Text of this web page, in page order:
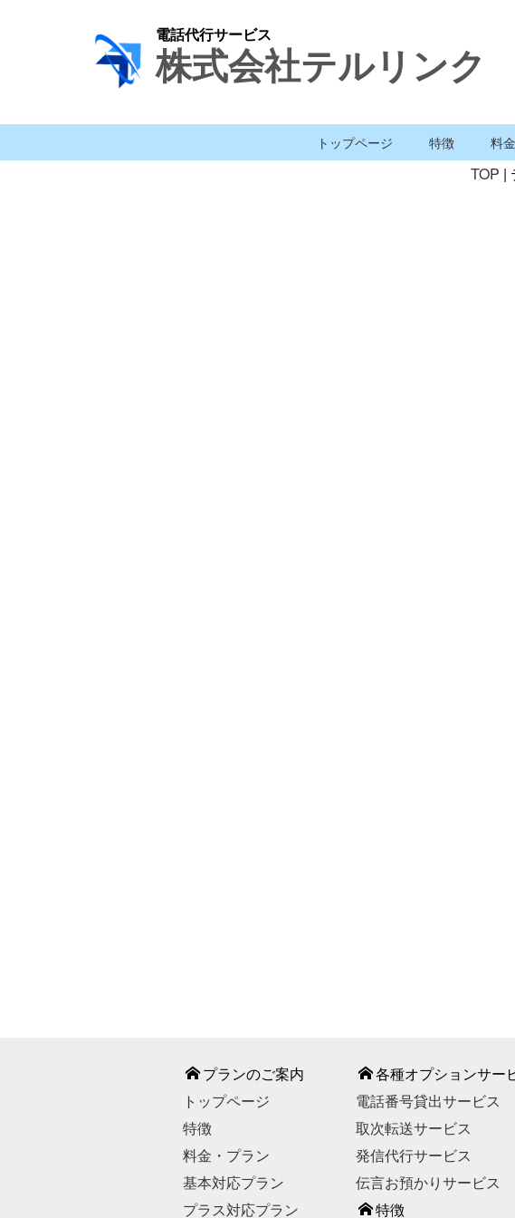
電話代行サービス
株式会社テルリンク
トップページ 特徴 料
TOP |
プランのご案内
トップページ
特徴
料金・プラン
基本対応プラン
プラス対応プラン
各種オプションサー
電話番号貸出サービス
取次転送サービス
発信代行サービス
伝言お預かりサービス
特徴